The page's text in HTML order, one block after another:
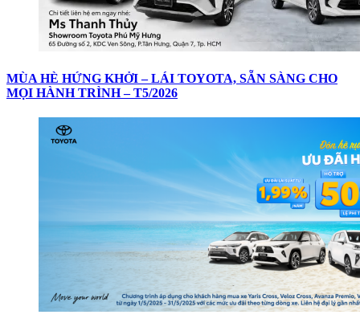
MÙA HÈ HỨNG KHỞI – LÁI TOYOTA, SẴN SÀNG CHO
MỌI HÀNH TRÌNH – T5/2026